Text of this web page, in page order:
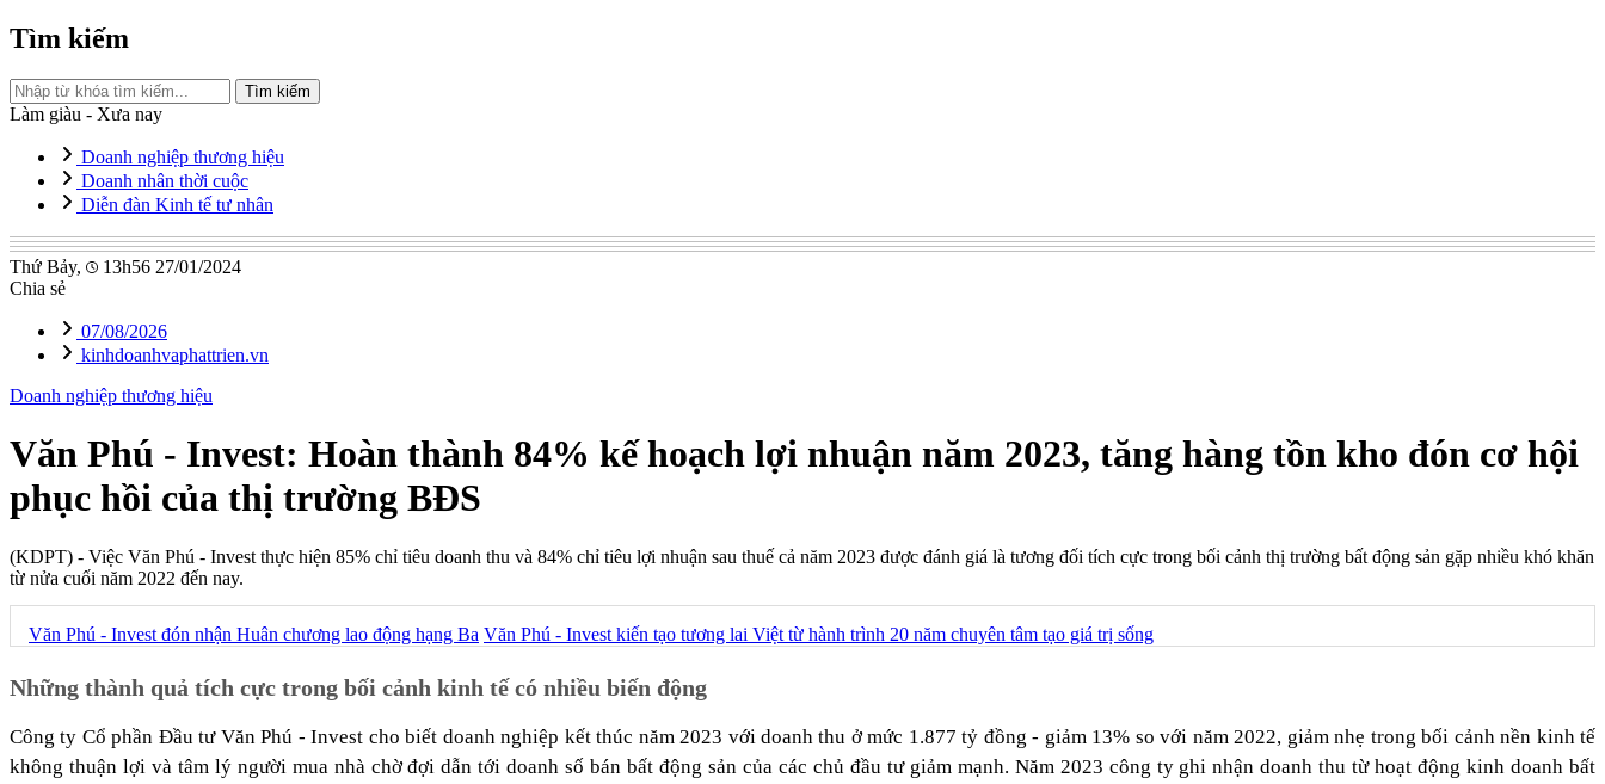
Tìm kiếm
Tìm kiếm
Làm giàu - Xưa nay
Doanh nghiệp thương hiệu
Doanh nhân thời cuộc
Diễn đàn Kinh tế tư nhân
Thứ Bảy,
13h56 27/01/2024
Chia sẻ
07/08/2026
kinhdoanhvaphattrien.vn
Doanh nghiệp thương hiệu
Văn Phú - Invest: Hoàn thành 84% kế hoạch lợi nhuận năm 2023, tăng hàng tồn kho đón cơ hội
phục hồi của thị trường BĐS
(KDPT) - Việc Văn Phú - Invest thực hiện 85% chỉ tiêu doanh thu và 84% chỉ tiêu lợi nhuận sau thuế cả năm 2023 được đánh giá là tương đối tích cực trong bối cảnh thị trường bất động sản gặp nhiều khó khăn
từ nửa cuối năm 2022 đến nay.
Văn Phú - Invest đón nhận Huân chương lao động hạng Ba Văn Phú - Invest kiến tạo tương lai Việt từ hành trình 20 năm chuyên tâm tạo giá trị sống
Những thành quả tích cực trong bối cảnh kinh tế có nhiều biến động
Công ty Cổ phần Đầu tư Văn Phú - Invest cho biết doanh nghiệp kết thúc năm 2023 với doanh thu ở mức 1.877 tỷ đồng - giảm 13% so với năm 2022, giảm nhẹ trong bối cảnh nền kinh tế
không thuận lợi và tâm lý người mua nhà chờ đợi dẫn tới doanh số bán bất động sản của các chủ đầu tư giảm mạnh. Năm 2023 công ty ghi nhận doanh thu từ hoạt động kinh doanh bất